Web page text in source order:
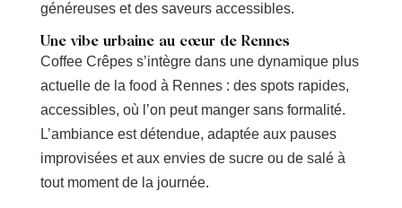
généreuses et des saveurs accessibles.
Une vibe urbaine au cœur de Rennes
Coffee Crêpes s’intègre dans une dynamique plus
actuelle de la food à Rennes : des spots rapides,
accessibles, où l’on peut manger sans formalité.
L’ambiance est détendue, adaptée aux pauses
improvisées et aux envies de sucre ou de salé à
tout moment de la journée.